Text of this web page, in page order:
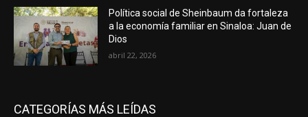
Política social de Sheinbaum da fortaleza
a la economía familiar en Sinaloa: Juan de
Dios
abril 22, 2026
CATEGORÍAS MÁS LEÍDAS